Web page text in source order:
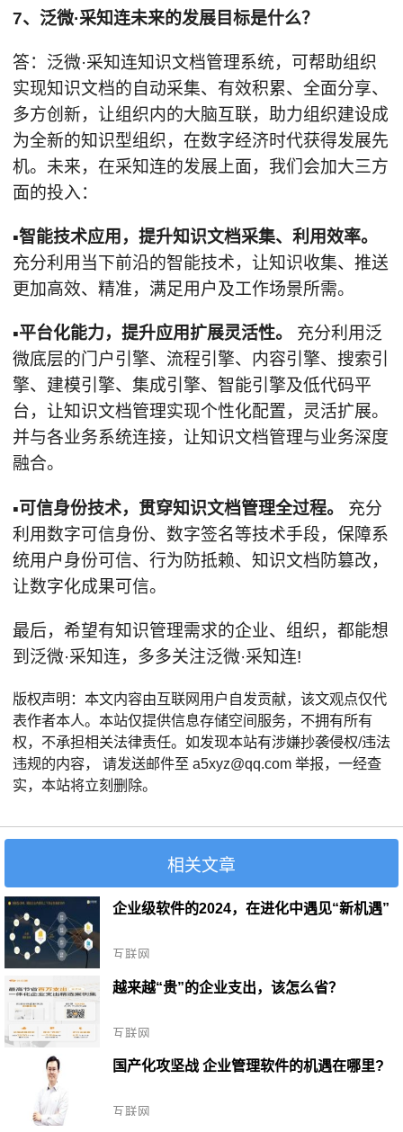
7、泛微·采知连未来的发展目标是什么？
答：泛微·采知连知识文档管理系统，可帮助组织
实现知识文档的自动采集、有效积累、全面分享、
多方创新，让组织内的大脑互联，助力组织建设成
为全新的知识型组织，在数字经济时代获得发展先
机。未来，在采知连的发展上面，我们会加大三方
面的投入：
▪智能技术应用，提升知识文档采集、利用效率。
充分利用当下前沿的智能技术，让知识收集、推送
更加高效、精准，满足用户及工作场景所需。
▪平台化能力，提升应用扩展灵活性。
充分利用泛
微底层的门户引擎、流程引擎、内容引擎、搜索引
擎、建模引擎、集成引擎、智能引擎及低代码平
台，让知识文档管理实现个性化配置，灵活扩展。
并与各业务系统连接，让知识文档管理与业务深度
融合。
▪可信身份技术，贯穿知识文档管理全过程。
充分
利用数字可信身份、数字签名等技术手段，保障系
统用户身份可信、行为防抵赖、知识文档防篡改，
让数字化成果可信。
最后，希望有知识管理需求的企业、组织，都能想
到泛微·采知连，多多关注泛微·采知连!
版权声明：本文内容由互联网用户自发贡献，该文观点仅代
表作者本人。本站仅提供信息存储空间服务，不拥有所有
权，不承担相关法律责任。如发现本站有涉嫌抄袭侵权/违法
违规的内容， 请发送邮件至 a5xyz@qq.com 举报，一经查
实，本站将立刻删除。
相关文章
企业级软件的2024，在进化中遇见“新机遇”
互联网
越来越“贵”的企业支出，该怎么省？
互联网
国产化攻坚战 企业管理软件的机遇在哪里?
互联网